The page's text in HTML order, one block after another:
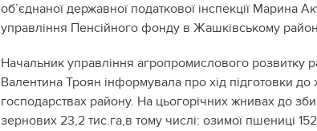
об’єднаної державної податкової інспекції Марина
управління Пенсійного фонду в Жашківському
Начальник управління агропромислового розвитку
Валентина Троян інформувала про хід підготовки до
господарствах району. На цьогорічних жнивах до
зернових 23,2 тис.га,в тому числі: озимої пшениці